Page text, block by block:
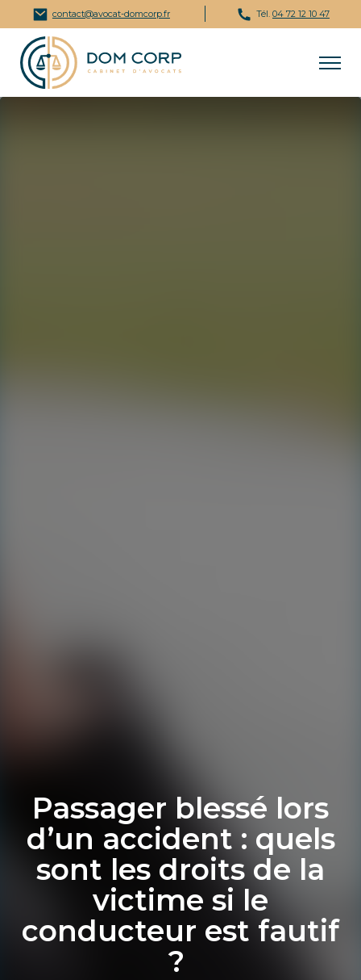
contact@avocat-domcorp.fr Tél. 04 72 12 10 47
Passager blessé lors
d’un accident : quels
sont les droits de la
victime si le
conducteur est fautif
?